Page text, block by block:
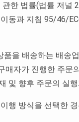
한 법률(법률 저널
동과 지침 95/46/
을 배송하는 배송
자가 진행한 주문
및 향후 주문의 실
행 방식을 선택한